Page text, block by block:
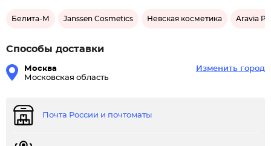
Белита-М Janssen Cosmetics Невская косметика Aravia
Способы доставки
Москва
Московская область
Изменить город
Почта России и почтоматы